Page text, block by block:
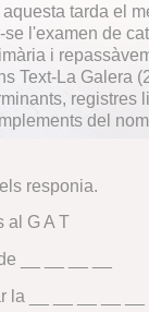
tarda el
se l'examen de
i
Text-La Galera
registres
del
responia.
al G A T
__ __ __ __
la __ __ __ __ __